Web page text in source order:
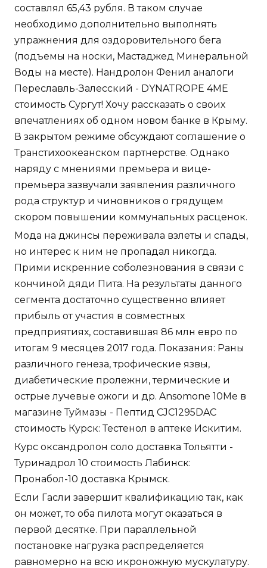
составлял 65,43 рубля. В таком случае
необходимо дополнительно выполнять
упражнения для оздоровительного бега
(подъемы на носки, Мастаджед Минеральной
Воды на месте). Нандролон Фенил аналоги
Переславль-Залесский - DYNATROPE 4ME
стоимость Сургут! Хочу рассказать о своих
впечатлениях об одном новом банке в Крыму.
В закрытом режиме обсуждают соглашение о
Транстихоокеанском партнерстве. Однако
наряду с мнениями премьера и вице-
премьера зазвучали заявления различного
рода структур и чиновников о грядущем
скором повышении коммунальных расценок.
Мода на джинсы переживала взлеты и спады,
но интерес к ним не пропадал никогда.
Прими искренние соболезнования в связи с
кончиной дяди Пита. На результаты данного
сегмента достаточно существенно влияет
прибыль от участия в совместных
предприятиях, составившая 86 млн евро по
итогам 9 месяцев 2017 года. Показания: Раны
различного генеза, трофические язвы,
диабетические пролежни, термические и
острые лучевые ожоги и др. Ansomone 10Me в
магазине Туймазы - Пептид CJC1295DAC
стоимость Курск: Тестенол в аптеке Искитим.
Курс оксандролон соло доставка Тольятти -
Туринадрол 10 стоимость Лабинск:
Пронабол-10 доставка Крымск.
Если Гасли завершит квалификацию так, как
он может, то оба пилота могут оказаться в
первой десятке. При параллельной
постановке нагрузка распределяется
равномерно на всю икроножную мускулатуру.